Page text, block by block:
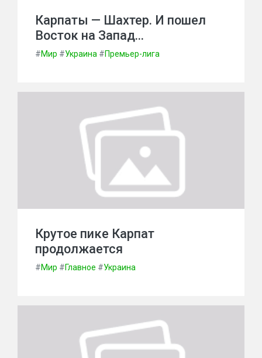
Карпаты — Шахтер. И пошел
Восток на Запад…
#Мир #Украина #Премьер-лига
Крутое пике Карпат
продолжается
#Мир #Главное #Украина